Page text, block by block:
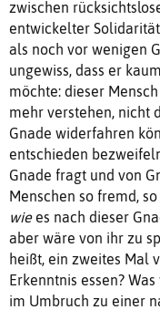
zwischen
entwickelter
als noch vor wenigen
ungewiss, dass er
möchte: dieser
mehr verstehen, nicht
Gnade widerfahren
entschieden
Gnade fragt und von
Menschen so fremd,
wiees nach dieser
aber wäre von ihr zu
heißt, ein zweites Mal
Erkenntnis essen?
im Umbruch zu einer